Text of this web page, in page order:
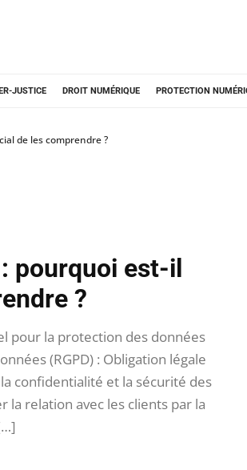
JUSTICE DROIT NUMÉRIQUE PROTECTION
de les comprendre ?
pourquoi est-il
?
pour la protection des données
(RGPD) : Obligation légale
confidentialité et la sécurité des
la relation avec les clients par la